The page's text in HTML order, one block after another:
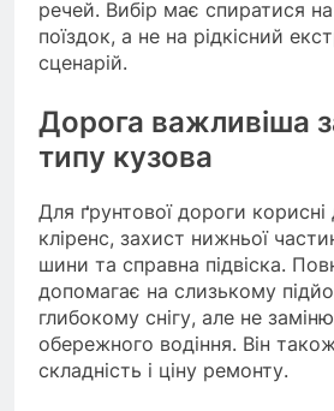
речей. Вибір має спиратися
поїздок, а не на рідкісний
сценарій.
Дорога важливіша
типу кузова
Для ґрунтової дороги корисні
кліренс, захист нижньої
шини та справна підвіска.
допомагає на слизькому
глибокому снігу, але не
обережного водіння. Він
складність і ціну ремонту.